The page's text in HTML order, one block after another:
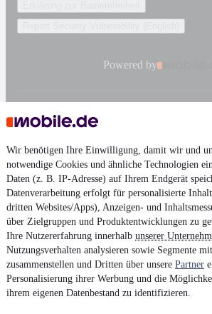
Wir benötigen Ihre Einwilligung, damit wir und
notwendige Cookies und ähnliche Technologien
Daten (z. B. IP-Adresse) auf Ihrem Endgerät
Datenverarbeitung erfolgt für personalisierte
dritten Websites/Apps), Anzeigen- und
über Zielgruppen und Produktentwicklungen zu
Ihre Nutzererfahrung innerhalb unserer
Nutzungsverhalten analysieren sowie Segmente
zusammenstellen und Dritten über unsere Partner
Personalisierung ihrer Werbung und die
ihrem eigenen Datenbestand zu identifizieren.
Powered by